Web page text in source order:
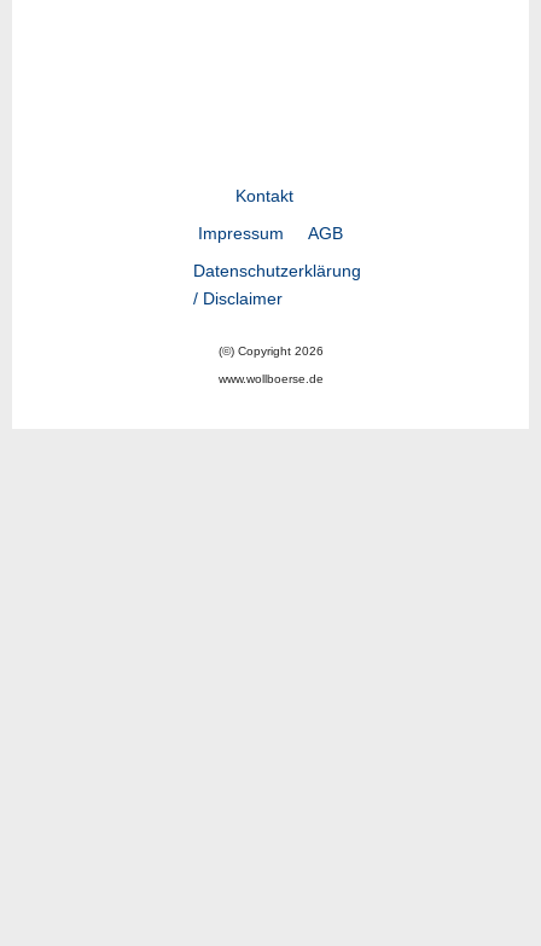
Kontakt
Impressum
AGB
Datenschutzerklärung
/ Disclaimer
(©) Copyright 2026
www.wollboerse.de